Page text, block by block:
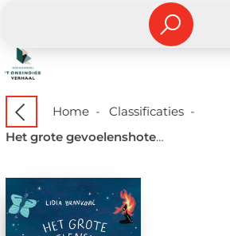
Home- Classificaties-
Het grote gevoelenshotel - Doeboek